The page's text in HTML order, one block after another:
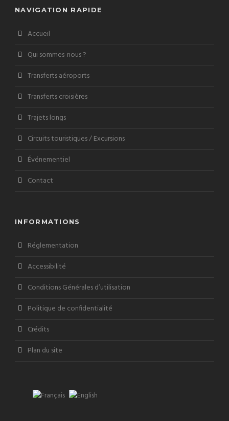
NAVIGATION RAPIDE
Accueil
Qui sommes-nous ?
Transferts aéroports
Transferts croisières
Trajets longs
Circuits touristiques / Excursions
Événementiel
Contact
INFORMATIONS
Réglementation
Accessibilité
Conditions Générales d’utilisation
Politique de confidentialité
Crédits
Plan du site